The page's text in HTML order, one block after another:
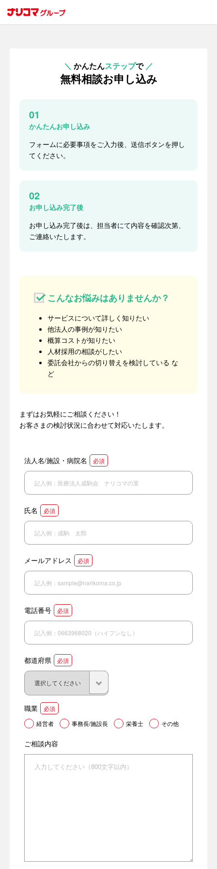
＼ かんたんステップで ／
無料相談お申し込み
01
かんたんお申し込み
フォームに必要事項をご入力後、送信ボタンを押し
てください。
02
お申し込み完了後
お申し込み完了後は、担当者にて内容を確認次第、
ご連絡いたします。
こんなお悩みはありませんか？
サービスについて詳しく知りたい
他法人の事例が知りたい
概算コストが知りたい
人材採用の相談がしたい
委託会社からの切り替えを検討している な
ど
まずはお気軽にご相談ください！
お客さまの検討状況に合わせて対応いたします。
法人名/施設・病院名 必須
氏名 必須
メールアドレス 必須
電話番号 必須
都道府県 必須
職業
必須
経営者
事務長/施設長 栄養士 その他
ご相談内容